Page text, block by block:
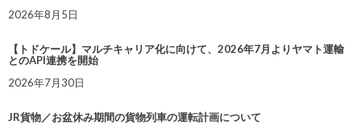
2026年8月5日
【トドケール】マルチキャリア化に向けて、2026年7月よりヤマト運輸
とのAPI連携を開始
2026年7月30日
JR貨物／お盆休み期間の貨物列車の運転計画について